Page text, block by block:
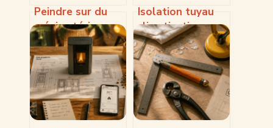
Peindre sur du
crépi extérieur
sans faux pas ni
mauvaise surprise
Isolation tuyau
climatisation
extérieur :
méthodes,
erreurs et bonnes
pratiques